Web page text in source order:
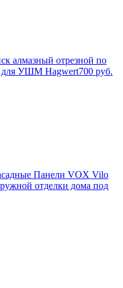
алмазный отрезной по
для УШМ Hagwert700 руб.
Панели VOX Vilo
отделки дома под